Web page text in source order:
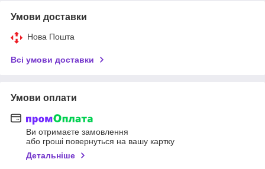
Умови доставки
Нова Пошта
Всі умови доставки
Умови оплати
Ви отримаєте замовлення
або гроші повернуться на вашу картку
Детальніше